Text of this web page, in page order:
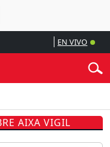
EN VIVO
AIXA VIGIL